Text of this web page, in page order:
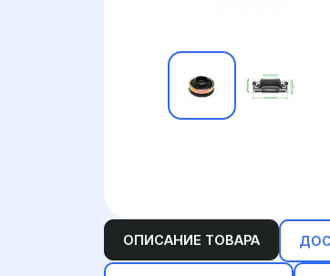
ОПИСАНИЕ ТОВАРА